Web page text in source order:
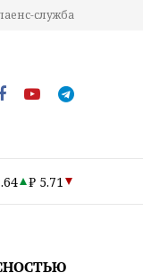
служба
₽ 5.71